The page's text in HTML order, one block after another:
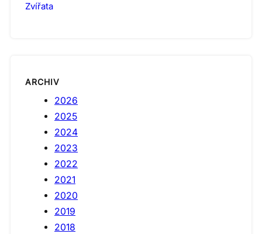
Zvířata
ARCHIV
2026
2025
2024
2023
2022
2021
2020
2019
2018